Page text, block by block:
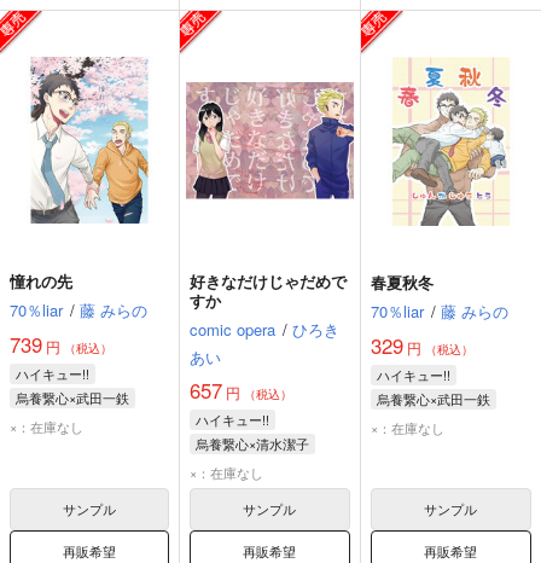
憧れの先
70％liar / 藤 みらの
739 円 （税込）
ハイキュー!!
烏養繋心×武田一鉄
烏養繋心
×：在庫なし
サンプル
再販希望
好きなだけじゃだめで
すか
comic opera / ひろき
あい
657 円 （税込）
ハイキュー!!
烏養繋心×清水潔子
清水潔子
×：在庫なし
サンプル
再販希望
春夏秋冬
70％liar / 藤 みらの
329円 （税込）
ハイキュー!!
烏養繋心×武田一鉄
烏養繋心
×：在庫なし
サンプル
再販希望